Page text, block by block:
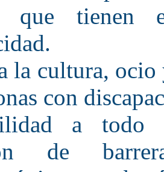
que tienen
la cultura,
con
a todo
de